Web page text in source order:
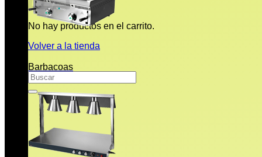
No hay productos en el carrito.
Volver a la tienda
Buscar
por:
Barbacoas